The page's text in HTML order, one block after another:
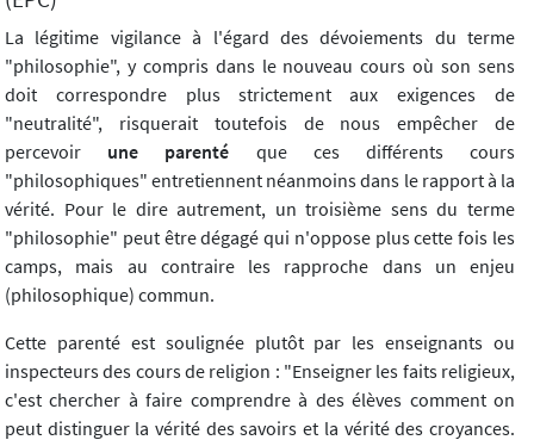
La légitime vigilance à l'égard des dévoiements du terme
"philosophie", y compris dans le nouveau cours où son sens
doit correspondre plus strictement aux exigences de
"neutralité", risquerait toutefois de nous empêcher de
percevoir une parenté que ces différents cours
"philosophiques" entretiennent néanmoins dans le rapport à la
vérité. Pour le dire autrement, un troisième sens du terme
"philosophie" peut être dégagé qui n'oppose plus cette fois les
camps, mais au contraire les rapproche dans un enjeu
(philosophique) commun.
Cette parenté est soulignée plutôt par les enseignants ou
inspecteurs des cours de religion : "Enseigner les faits religieux,
c'est chercher à faire comprendre à des élèves comment on
peut distinguer la vérité des savoirs et la vérité des croyances.